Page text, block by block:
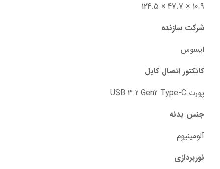
10.9 × 47.7 × 124.5
شرکت سازنده
ایسوس
کانکتور اتصال کابل
پورت USB 3.2 Gen2 Type-C
جنس بدنه
آلومینیوم
نورپردازی